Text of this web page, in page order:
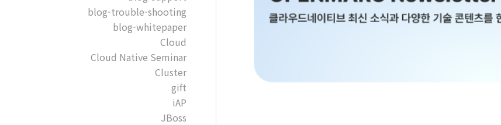
blog-trouble-shooting
blog-whitepaper
Cloud
Cloud Native Seminar
Cluster
gift
iAP
JBoss